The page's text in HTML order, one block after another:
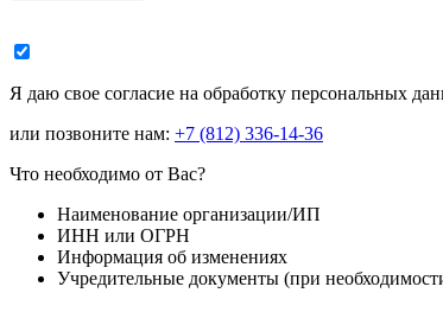
Я даю свое согласие на обработку персональных
или позвоните нам: +7 (812) 336-14-36
Что необходимо от Вас?
Наименование организации/ИП
ИНН или ОГРН
Информация об изменениях
Учредительные документы (при